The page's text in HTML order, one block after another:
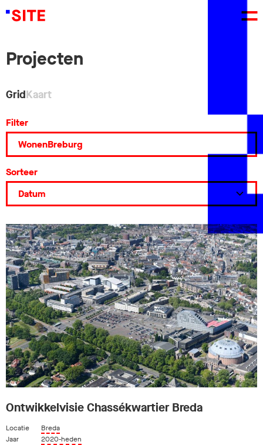
Projecten
GridKaart
Filter
Sorteer
Ontwikkelvisie Chassékwartier Breda
Locatie
Breda
Jaar
2020-heden